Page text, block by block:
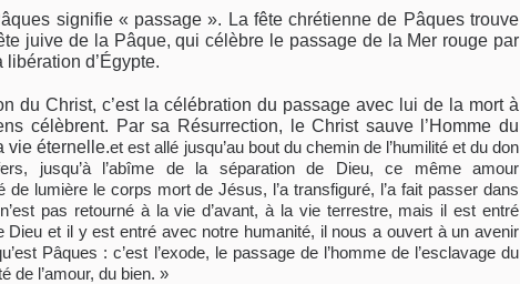
signifie « passage ». La fête chrétienne de Pâques trouve
juive de la Pâque, qui célèbre le passage de la Mer rouge par
libération d’Égypte.
du Christ, c’est la célébration du passage avec lui de la mort à
célèbrent. Par sa Résurrection, le Christ sauve l’Homme du
vie éternelle.et est allé jusqu’au bout du chemin de l’humilité et du don
jusqu’à l’abîme de la séparation de Dieu, ce même amour
de lumière le corps mort de Jésus, l’a transfiguré, l’a fait passer dans
pas retourné à la vie d’avant, à la vie terrestre, mais il est entré
Dieu et il y est entré avec notre humanité, il nous a ouvert à un avenir
Pâques : c’est l’exode, le passage de l’homme de l’esclavage du
de l’amour, du bien. »